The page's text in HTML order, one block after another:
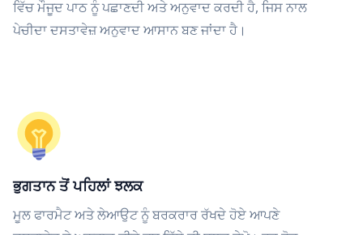
ਵਿੱਚ ਮੌਜੂਦ ਪਾਠ ਨੂੰ ਪਛਾਣਦੀ ਅਤੇ ਅਨੁਵਾਦ ਕਰਦੀ ਹੈ, ਜਿਸ ਨਾਲ
ਪੇਚੀਦਾ ਦਸਤਾਵੇਜ਼ ਅਨੁਵਾਦ ਆਸਾਨ ਬਣ ਜਾਂਦਾ ਹੈ।
ਭੁਗਤਾਨ ਤੋਂ ਪਹਿਲਾਂ ਝਲਕ
ਮੂਲ ਫਾਰਮੈਟ ਅਤੇ ਲੇਆਉਟ ਨੂੰ ਬਰਕਰਾਰ ਰੱਖਦੇ ਹੋਏ ਆਪਣੇ